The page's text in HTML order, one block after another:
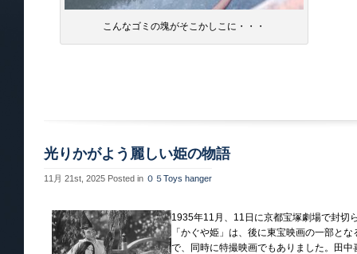
こんなゴミの塊がそこかしこに・・・
光りかがよう麗しい姫の物語
11月 21st, 2025 Posted in ０５Toys hanger
1935年11月、11日に京都宝塚劇場で封切
「かぐや姫」は、後に東宝映画の一部と
で、同時に特撮映画でもありました。田